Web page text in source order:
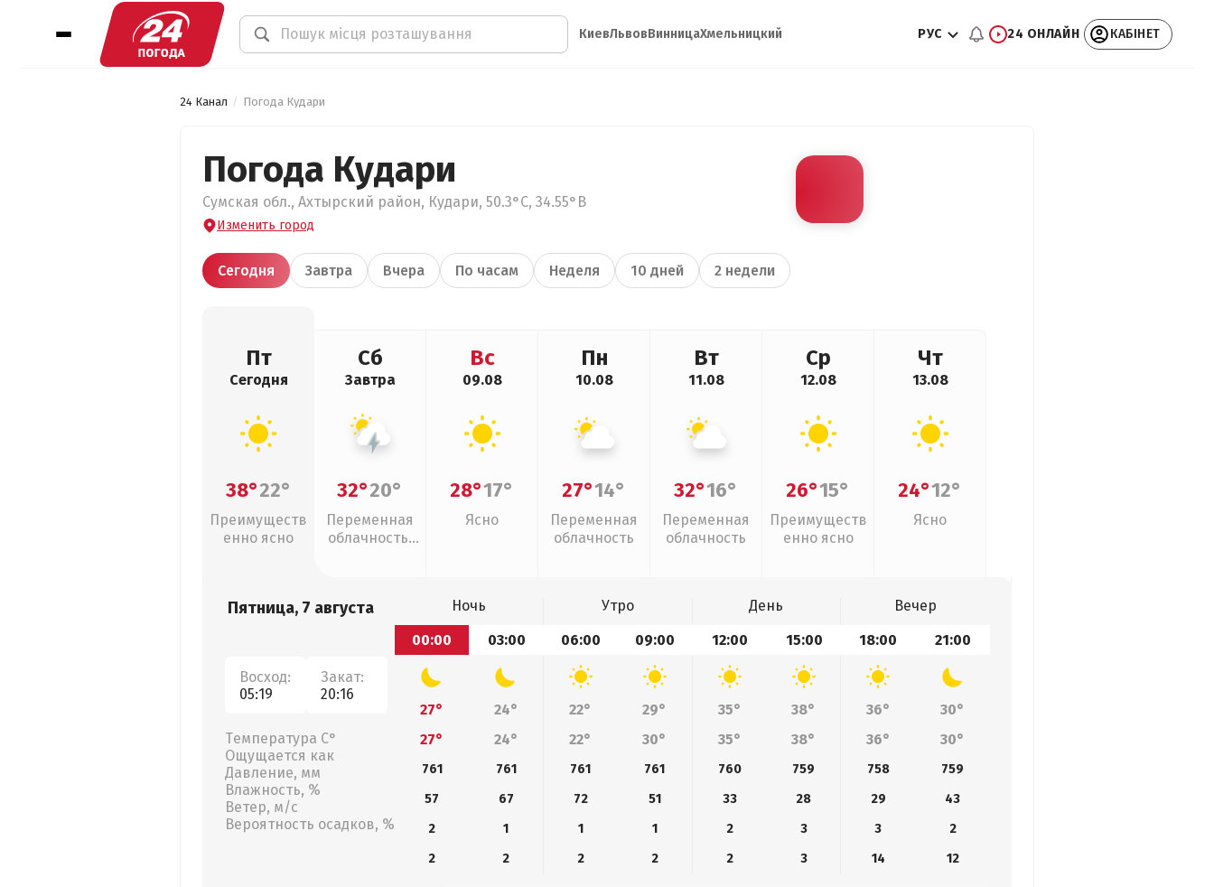
КиевЛьвовВинницаХмельницкий РУС 24 ОНЛАЙН КАБІНЕТ
24 Канал Погода Кудари
Погода Кудари
Сумская обл., Ахтырский район, Кудари, 50.3°С, 34.55°В
Изменить город
Сегодня Завтра Вчера По часам Неделя 10 дней 2 недели
Пт
Сегодня
38°22°
Преимуществ
енно ясно
Сб
Завтра
32°20°
Переменная
облачность,
Вс
09.08
28°17°
Ясно
Пн
10.08
27°14°
Переменная
облачность
Вт
11.08
32°16°
Переменная
облачность
Ср
12.08
26°15°
Преимуществ
енно ясно
Чт
13.08
24°12°
Ясно
Пятница, 7 августа
Восход:
05:19
Закат:
20:16
Температура С°
Ощущается как
Давление, мм
Влажность, %
Ветер, м/с
Вероятность осадков, %
Ночь Утро День
Вечер
00:00
03:00 06:00 09:00 12:00 15:00 18:00 21:00
27° 24° 22° 29° 35° 38° 36°
30°
27°
24° 22° 30° 35° 38° 36° 30°
761 761 761 761 760 759 758
759
57
67 72 51 33 28 29
43
2
1 1 1 2 3 3
2
2
2 2 2 2 3 14 12